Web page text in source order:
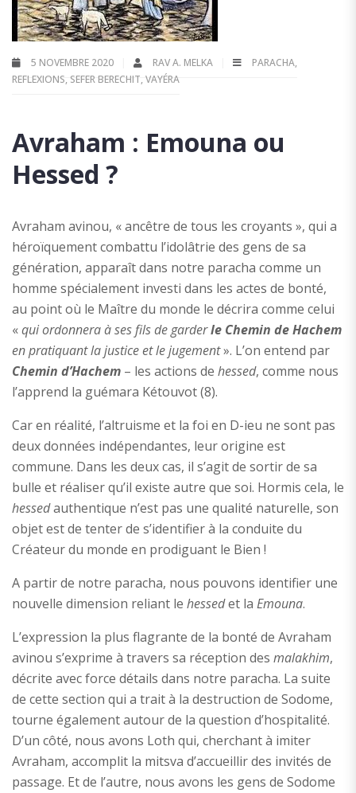
5 NOVEMBRE 2020 RAV A. MELKA PARACHA,
REFLEXIONS, SEFER BERECHIT, VAYÉRA
Avraham : Emouna ou
Hessed ?
Avraham avinou, « ancêtre de tous les croyants », qui a
héroïquement combattu l’idolâtrie des gens de sa
génération, apparaît dans notre paracha comme un
homme spécialement investi dans les actes de bonté,
au point où le Maître du monde le décrira comme celui
«qui ordonnera à ses fils de garderle Chemin de Hachem
en pratiquant la justice et le jugement». L’on entend par
Chemin d’Hachem – les actions de hessed, comme nous
l’apprend la guémara Kétouvot (8).
Car en réalité, l’altruisme et la foi en D-ieu ne sont pas
deux données indépendantes, leur origine est
commune. Dans les deux cas, il s’agit de sortir de sa
bulle et réaliser qu’il existe autre que soi. Hormis cela, le
hessedauthentique n’est pas une qualité naturelle, son
objet est de tenter de s’identifier à la conduite du
Créateur du monde en prodiguant le Bien !
A partir de notre paracha, nous pouvons identifier une
nouvelle dimension reliant le hessedet la Emouna.
L’expression la plus flagrante de la bonté de Avraham
avinou s’exprime à travers sa réception des malakhim,
décrite avec force détails dans notre paracha. La suite
de cette section qui a trait à la destruction de Sodome,
tourne également autour de la question d’hospitalité.
D’un côté, nous avons Loth qui, cherchant à imiter
Avraham, accomplit la mitsva d’accueillir des invités de
passage. Et de l’autre, nous avons les gens de Sodome